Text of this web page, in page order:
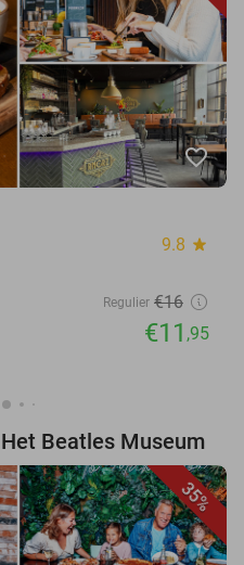
favorite_border
9.8 star
Regulier €16
€11 ,95
Beatles Museum
35%